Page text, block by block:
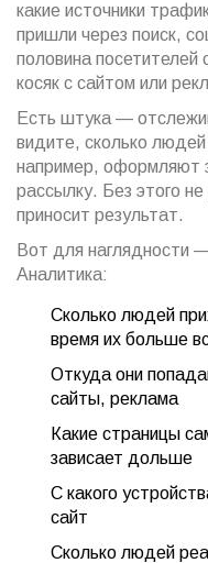
какие источники
пришли через поиск,
половина посетителей
косяк с сайтом или
Есть штука —
видите, сколько
например, оформляют
рассылку. Без этого
приносит результат.
Вот для наглядности
Аналитика:
Сколько людей
время их больше
Откуда они
сайты, реклама
Какие страницы
зависает дольше
С какого
сайт
Сколько людей